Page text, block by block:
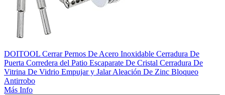
DOITOOL Cerrar Pernos De Acero Inoxidable Cerradura De
Puerta Corredera del Patio Escaparate De Cristal Cerradura De
Vitrina De Vidrio Empujar y Jalar Aleación De Zinc Bloqueo
Antirrobo
Más Info